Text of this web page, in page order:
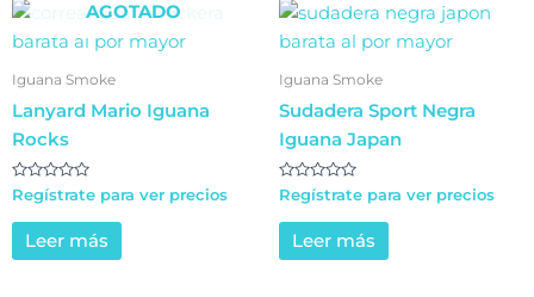
AGOTADO
Iguana Smoke
Lanyard Mario Iguana
Rocks
Valorado
en
0
de
Regístrate para ver precios
Leer más
Iguana Smoke
Sudadera Sport Negra
Iguana Japan
Valorado
en
0
de
Regístrate para ver precios
Leer más